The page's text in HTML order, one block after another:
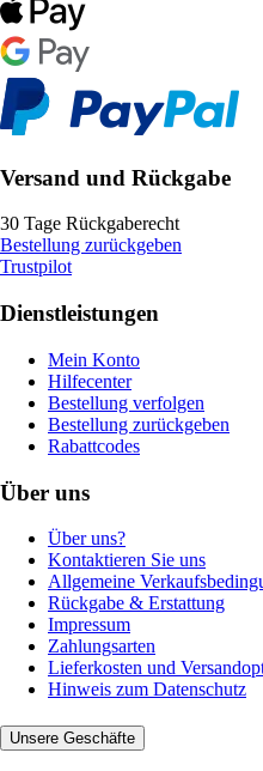
Versand und Rückgabe
30 Tage Rückgaberecht
Bestellung zurückgeben
Trustpilot
Dienstleistungen
Mein Konto
Hilfecenter
Bestellung verfolgen
Bestellung zurückgeben
Rabattcodes
Über uns
Über uns?
Kontaktieren Sie uns
Allgemeine
Rückgabe & Erstattung
Impressum
Zahlungsarten
Lieferkosten und
Hinweis zum Datenschutz
Unsere Geschäfte